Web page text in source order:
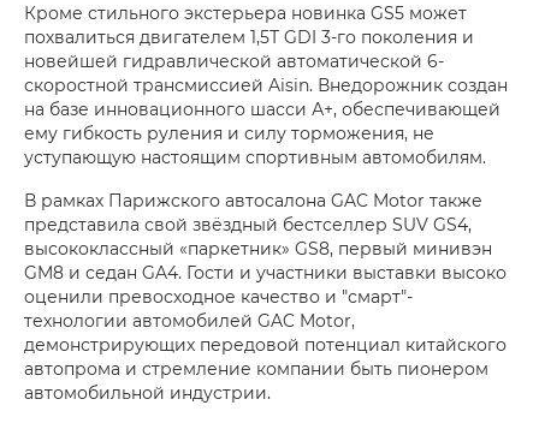
Кроме стильного экстерьера новинка GS5 может
похвалиться двигателем 1,5Т GDI 3-го поколения и
новейшей гидравлической автоматической 6-
скоростной трансмиссией Aisin. Внедорожник создан
на базе инновационного шасси А+, обеспечивающей
ему гибкость руления и силу торможения, не
уступающую настоящим спортивным автомобилям.
В рамках Парижского автосалона GAC Motor также
представила свой звёздный бестселлер SUV GS4,
высококлассный «паркетник» GS8, первый минивэн
GM8 и седан GA4. Гости и участники выставки высоко
оценили превосходное качество и "смарт"-
технологии автомобилей GAC Motor,
демонстрирующих передовой потенциал китайского
автопрома и стремление компании быть пионером
автомобильной индустрии.